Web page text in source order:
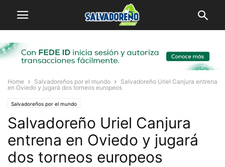
Home Salvadoreños por el mundo
Salvadoreño Uriel Canjura entrena
en Oviedo y jugará dos torneos europeos
Salvadoreños por el mundo
Salvadoreño Uriel Canjura
entrena en Oviedo y jugará
dos torneos europeos